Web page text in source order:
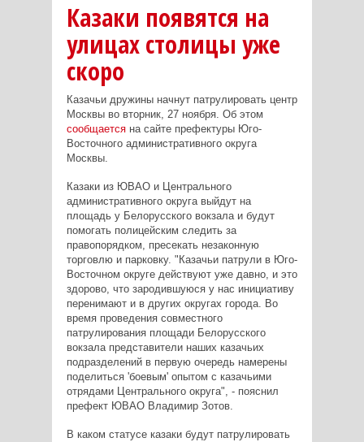
Казаки появятся на
улицах столицы уже
скоро
Казачьи дружины начнут патрулировать центр
Москвы во вторник, 27 ноября. Об этом
сообщаетсяна сайте префектуры Юго-
Восточного административного округа
Москвы.
Казаки из ЮВАО и Центрального
административного округа выйдут на
площадь у Белорусского вокзала и будут
помогать полицейским следить за
правопорядком, пресекать незаконную
торговлю и парковку. "Казачьи патрули в Юго-
Восточном округе действуют уже давно, и это
здорово, что зародившуюся у нас инициативу
перенимают и в других округах города. Во
время проведения совместного
патрулирования площади Белорусского
вокзала представители наших казачьих
подразделений в первую очередь намерены
поделиться 'боевым' опытом с казачьими
отрядами Центрального округа", - пояснил
префект ЮВАО Владимир Зотов.
В каком статусе казаки будут патрулировать